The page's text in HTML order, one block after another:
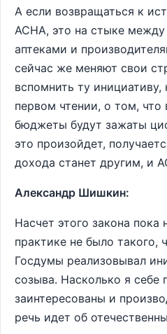
А если возвращаться к
АСНА, это на стыке
аптеками и
сейчас же меняют свои
вспомнить ту
первом чтении, о том, что
бюджеты будут зажаты
это произойдет,
дохода станет другим, и
Александр Шишкин:
Насчет этого закона пока
практике не было такого,
Госдумы реализовывал
созыва. Насколько я себе
заинтересованы и
речь идет об